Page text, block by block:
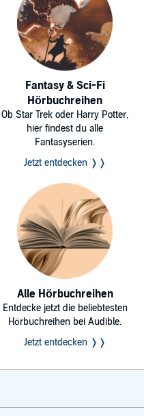
Fantasy & Sci-Fi
Hörbuchreihen
Ob Star Trek oder Harry Potter,
hier findest du alle
Fantasyserien.
Jetzt entdecken ❭❭
Alle Hörbuchreihen
Entdecke jetzt die beliebtesten
Hörbuchreihen bei Audible.
Jetzt entdecken ❭❭